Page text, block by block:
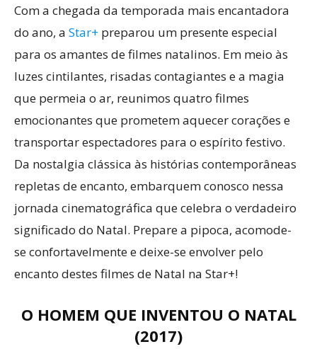
Com a chegada da temporada mais encantadora
do ano, a Star+ preparou um presente especial
para os amantes de filmes natalinos. Em meio às
luzes cintilantes, risadas contagiantes e a magia
que permeia o ar, reunimos quatro filmes
emocionantes que prometem aquecer corações e
transportar espectadores para o espírito festivo.
Da nostalgia clássica às histórias contemporâneas
repletas de encanto, embarquem conosco nessa
jornada cinematográfica que celebra o verdadeiro
significado do Natal. Prepare a pipoca, acomode-
se confortavelmente e deixe-se envolver pelo
encanto destes filmes de Natal na Star+!
O HOMEM QUE INVENTOU O NATAL
(2017)